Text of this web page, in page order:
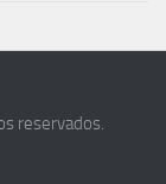
reservados.